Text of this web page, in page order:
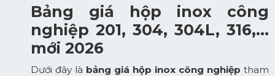
Bảng giá hộp inox công
nghiệp 201, 304, 304L, 316,...
mới 2026
Dưới đây là bảng giá hộp inox công nghiệp tham